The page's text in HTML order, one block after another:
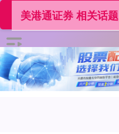
美港通证券 相关话题